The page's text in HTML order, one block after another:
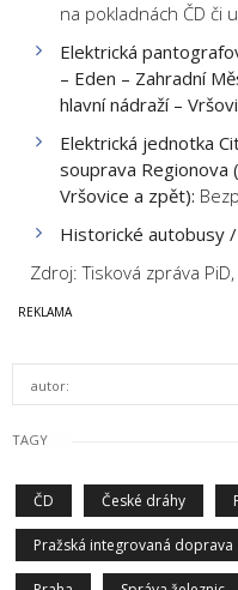
na pokladnách ČD či
Elektrická
– Eden – Zahradní
hlavní nádraží –
Elektrická jednotka
souprava Regionova
Vršovice a zpět):
Historické autobusy
Zdroj: Tisková zpráva
autor:
TAGY
ČD České dráhy
Pražská integrovaná doprava